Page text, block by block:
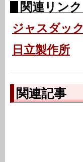
関連リンク
ジャスダック
日立製作所
関連記事